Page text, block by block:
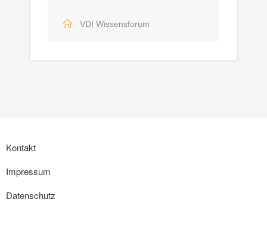
VDI Wissensforum
Kontakt
Impressum
Datenschutz